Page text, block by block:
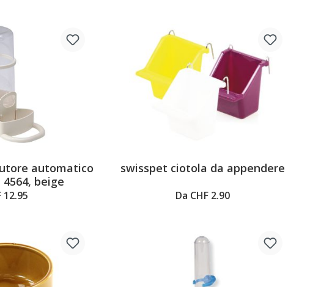
automatico
4564, beige
12.95
swisspet ciotola da appendere
Da CHF 2.90